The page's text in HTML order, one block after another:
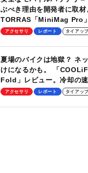
ぶべき理由を開発者に取材
TORRAS「MiniMag Pro
ーも
アクセサリ レポート タイアッ
夏場のバイクは地獄？ ネ
けになるかも。 「
Fold」レビュー。冷却の
却プレート、シンプルな操
アクセサリ レポート タイアッ